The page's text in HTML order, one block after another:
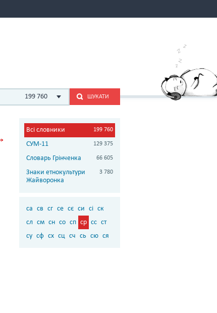
199 760 ШУКАТИ
Всі словники 199 760
СУМ-11 129 375
Словарь Грінченка 66 605
Знаки етнокультури
Жайворонка
3 780
са св сг се сє си сі ск
сл см сн со сп ср сс ст
су сф сх сц сч сь сю ся